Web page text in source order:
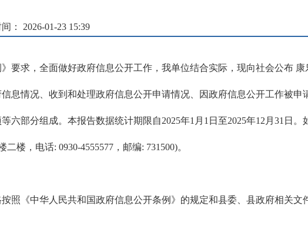
： 2026-01-23 15:39
要求，全面做好政府信息公开工作，我单位结合实际，现向社会公布
息情况、收到和处理政府信息公开申请情况、因政府信息公开工作被
六部分组成。本报告数据统计期限自2025年1月1日至2025年12月31日
楼，电话: 0930-4555577，邮编: 731500)。
照《中华人民共和国政府信息公开条例》的规定和县委、县政府相关